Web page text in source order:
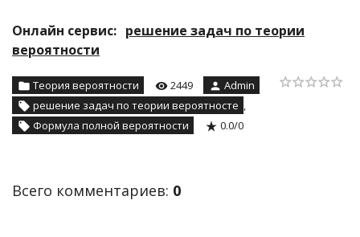
Онлайн сервис: решение задач по теории
вероятности
Теория вероятности 2449
Admin
решение задач по теории вероятносте ,
Формула полной вероятности
0.0/0
Всего комментариев: 0